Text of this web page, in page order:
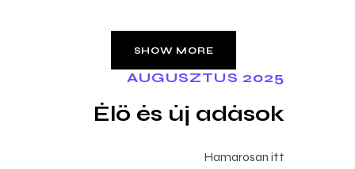
SHOW MORE
AUGUSZTUS 2025
Élő és új adások
Hamarosan itt